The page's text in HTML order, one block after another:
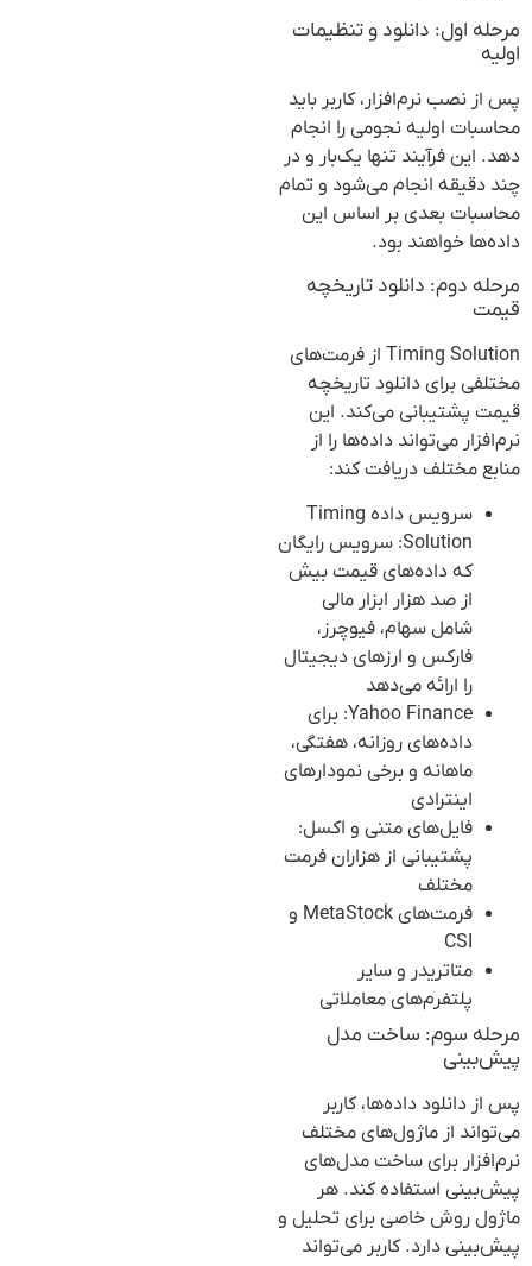
مرحله اول: دانلود و تنظیمات
اولیه
پس از نصب نرم‌افزار، کاربر باید
محاسبات اولیه نجومی را انجام
دهد. این فرآیند تنها یک‌بار و در
چند دقیقه انجام می‌شود و تمام
محاسبات بعدی بر اساس این
داده‌ها خواهند بود.
مرحله دوم: دانلود تاریخچه
قیمت
Timing Solution از فرمت‌های
مختلفی برای دانلود تاریخچه
قیمت پشتیبانی می‌کند. این
نرم‌افزار می‌تواند داده‌ها را از
منابع مختلف دریافت کند:
سرویس داده Timing
Solution: سرویس رایگان
که داده‌های قیمت بیش
از صد هزار ابزار مالی
شامل سهام، فیوچرز،
فارکس و ارزهای دیجیتال
را ارائه می‌دهد
Yahoo Finance: برای
داده‌های روزانه، هفتگی،
ماهانه و برخی نمودارهای
اینترادی
فایل‌های متنی و اکسل:
پشتیبانی از هزاران فرمت
مختلف
فرمت‌های MetaStock و
CSI
متاتریدر و سایر
پلتفرم‌های معاملاتی
مرحله سوم: ساخت مدل
پیش‌بینی
پس از دانلود داده‌ها، کاربر
می‌تواند از ماژول‌های مختلف
نرم‌افزار برای ساخت مدل‌های
پیش‌بینی استفاده کند. هر
ماژول روش خاصی برای تحلیل و
پیش‌بینی دارد. کاربر می‌تواند